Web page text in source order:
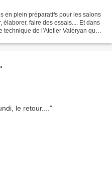
en plein préparatifs pour les salons
élaborer, faire des essais.... Et dans
de l'Atelier Valéryan que